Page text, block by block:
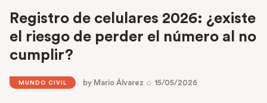
Registro de celulares 2026: ¿existe
el riesgo de perder el número al no
cumplir?
MUNDO CIVIL by Mario Álvarez 15/05/2026